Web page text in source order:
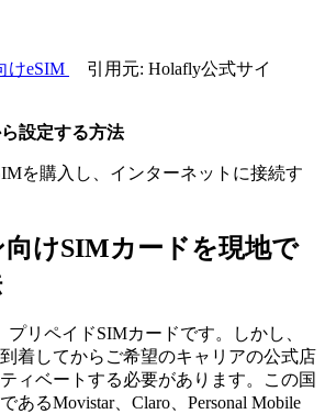
けeSIM
引用元: Holafly公式サイ
設定する方法
を購入し、インターネットに接続す
けSIMカードを現地で
リペイドSIMカードです。しかし、
着してからご希望のキャリアの公式店
ィベートする必要があります。この国
あるMovistar、Claro、Personal Mobile